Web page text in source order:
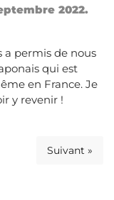
2022.
permis de nous
qui est
en France. Je
y revenir !
Suivant »